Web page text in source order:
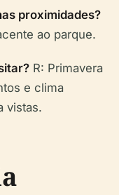
proximidades?
ao parque.
R: Primavera
e clima
vistas.